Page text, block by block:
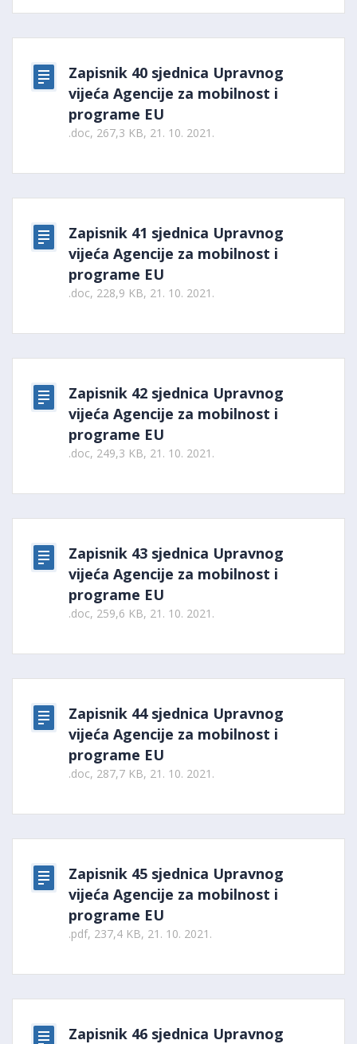
Zapisnik 40 sjednica Upravnog
vijeća Agencije za mobilnost i
programe EU
.doc, 267,3 KB, 21. 10. 2021.
Zapisnik 41 sjednica Upravnog
vijeća Agencije za mobilnost i
programe EU
.doc, 228,9 KB, 21. 10. 2021.
Zapisnik 42 sjednica Upravnog
vijeća Agencije za mobilnost i
programe EU
.doc, 249,3 KB, 21. 10. 2021.
Zapisnik 43 sjednica Upravnog
vijeća Agencije za mobilnost i
programe EU
.doc, 259,6 KB, 21. 10. 2021.
Zapisnik 44 sjednica Upravnog
vijeća Agencije za mobilnost i
programe EU
.doc, 287,7 KB, 21. 10. 2021.
Zapisnik 45 sjednica Upravnog
vijeća Agencije za mobilnost i
programe EU
.pdf, 237,4 KB, 21. 10. 2021.
Zapisnik 46 sjednica Upravnog